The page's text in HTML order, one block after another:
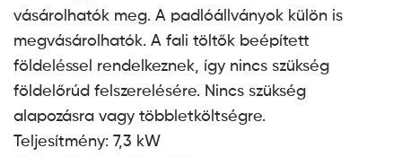
vásárolhatók meg. A padlóállványok külön is
megvásárolhatók. A fali töltők beépített
földeléssel rendelkeznek, így nincs szükség
földelőrúd felszerelésére. Nincs szükség
alapozásra vagy többletköltségre.
Teljesítmény: 7,3 kW